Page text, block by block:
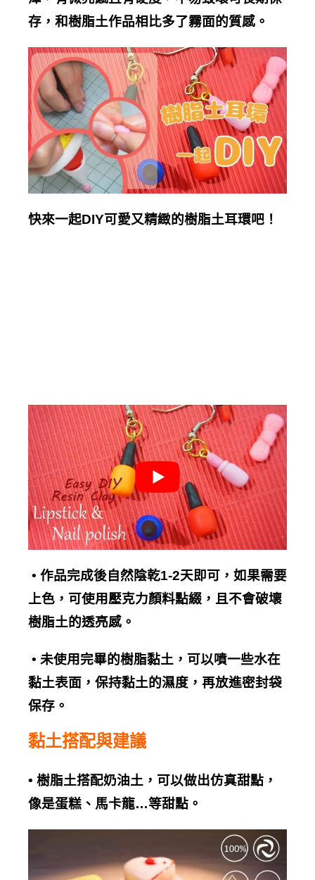
存，和樹脂土作品相比多了霧面的質感。
快來一起DIY可愛又精緻的樹脂土耳環吧！
• 作品完成後自然陰乾1-2天即可，如果需要
上色 ，可使用壓克力顏料點綴，且不會破壞
樹脂土的透亮感。
• 未使用完畢的樹脂黏土，可以噴一些水在
黏土表面，保持黏土的濕度，再放進密封袋
保存。
黏土搭配與建議
• 樹脂土搭配奶油土，可以做出仿真甜點，
像是蛋糕、馬卡龍…等甜點。